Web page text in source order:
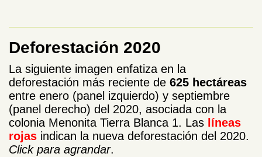
Deforestación 2020
La siguiente imagen enfatiza en la
deforestación más reciente de 625 hectáreas
entre enero (panel izquierdo) y septiembre
(panel derecho) del 2020, asociada con la
colonia Menonita Tierra Blanca 1. Las líneas
rojas indican la nueva deforestación del 2020.
Click para agrandar.